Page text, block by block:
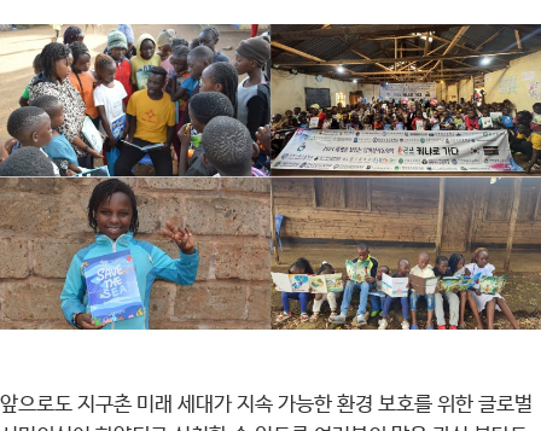
앞으로도 지구촌 미래 세대가 지속 가능한 환경 보호를 위한 글로벌